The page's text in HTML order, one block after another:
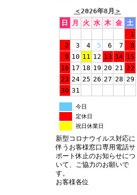
＜2026年8月 ＞
日
月 火 水 木 金
土
1
2
3 4 5 6 7
8
9 10 11 12 13 14 15
16 17 18 19 20 21 22
23 24 25 26 27 28 29
30 31
今日
定休日
祝日休業日
新型コロナウイルス対応に
伴うお客様窓口専用電話サ
ポート休止のお知らせにつ
いて、ご協力のお願いで
す。
お客様各位